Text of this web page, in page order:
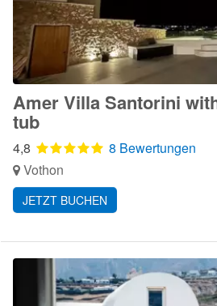
Amer Villa Santorini
tub
4,8
8 Bewertungen
Vothon
JETZT BUCHEN